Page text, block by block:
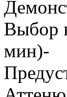
Выбор
мин)-